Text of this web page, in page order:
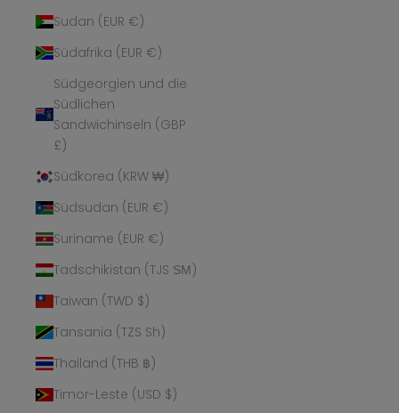
Sudan (EUR €)
Südafrika (EUR €)
Südgeorgien und die
Südlichen
Sandwichinseln (GBP
£)
Südkorea (KRW ₩)
Südsudan (EUR €)
Suriname (EUR €)
Tadschikistan (TJS ЅМ)
Taiwan (TWD $)
Tansania (TZS Sh)
Thailand (THB ฿)
Timor-Leste (USD $)